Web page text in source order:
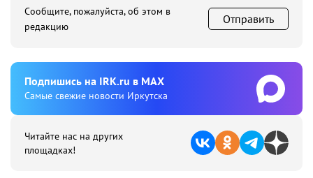
Сообщите, пожалуйста, об этом в
редакцию
Отправить
Подпишиcь на IRK.ru в MAX
Cамые свежие новости Иркутска
Читайте нас на других
площадках!